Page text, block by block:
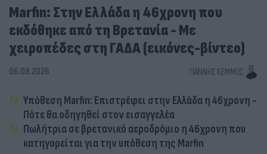
Marfin: Στην Ελλάδα η 46χρονη που
εκδόθηκε από τη Βρετανία - Με
χειροπέδες στη ΓΑΔΑ (εικόνες-βίντεο)
06.08.2026 ΓΙΆΝΝΗΣ ΚΈΜΜΟΣ
Υπόθεση Marfin: Επιστρέφει στην Ελλάδα η 46χρονη -
Πότε θα οδηγηθεί στον εισαγγελέα
Πωλήτρια σε βρετανικό αεροδρόμιο η 46χρονη που
κατηγορείται για την υπόθεση της Marfin